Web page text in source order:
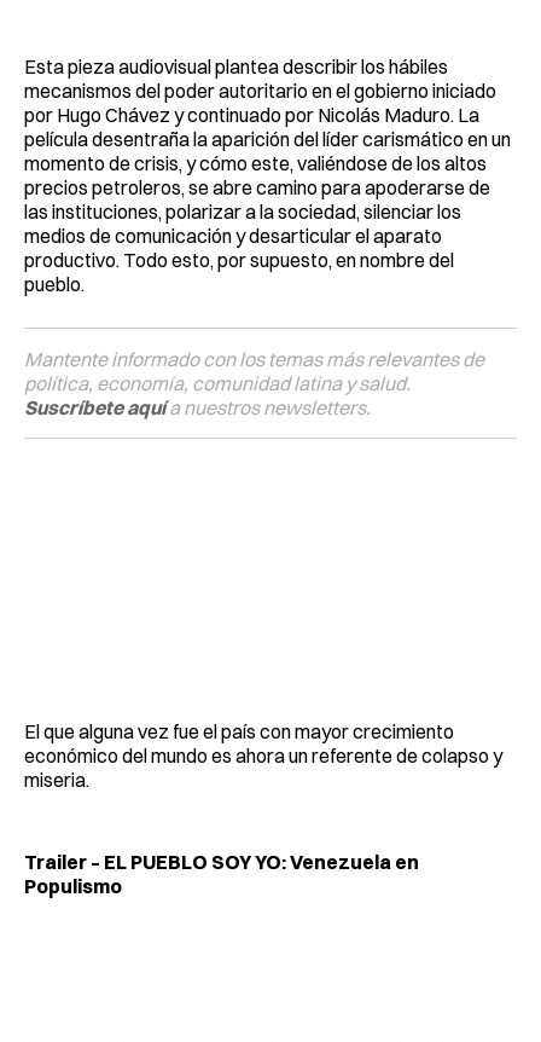
Esta pieza audiovisual plantea describir los hábiles
mecanismos del poder autoritario en el gobierno iniciado
por Hugo Chávez y continuado por Nicolás Maduro. La
película desentraña la aparición del líder carismático en un
momento de crisis, y cómo este, valiéndose de los altos
precios petroleros, se abre camino para apoderarse de
las instituciones, polarizar a la sociedad, silenciar los
medios de comunicación y desarticular el aparato
productivo. Todo esto, por supuesto, en nombre del
pueblo.
Mantente informado con los temas más relevantes de
política, economía, comunidad latina y salud.
Suscríbete aquía nuestros newsletters.
El que alguna vez fue el país con mayor crecimiento
económico del mundo es ahora un referente de colapso y
miseria.
Trailer – EL PUEBLO SOY YO: Venezuela en
Populismo